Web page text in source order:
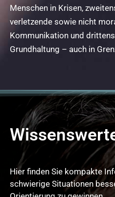
Menschen in Krisen,
verletzende sowie nicht
Kommunikation und
Grundhaltung – auch in
Hier finden Sie kompakte
schwierige Situationen